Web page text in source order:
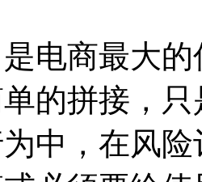
商最大的
的拼接，
中，在风